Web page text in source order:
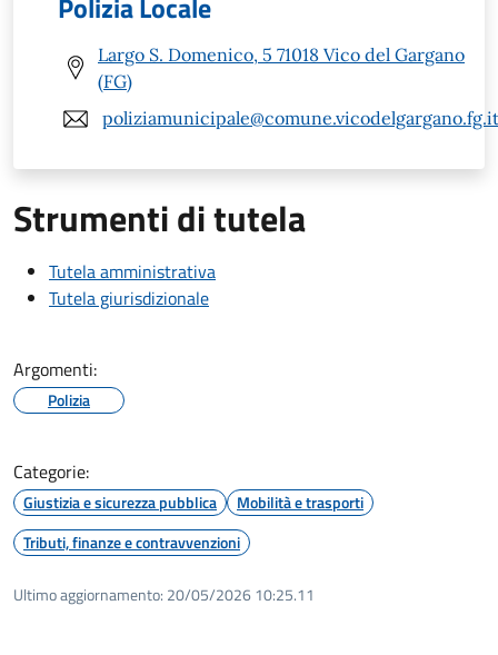
Largo S. Domenico, 5 71018 Vico del Gargano
(FG)
poliziamunicipale@comune.vicodelgargano.fg.it
Strumenti di tutela
Tutela amministrativa
Tutela giurisdizionale
Argomenti:
Polizia
Categorie:
Giustizia e sicurezza pubblica
Mobilità e trasporti
Tributi, finanze e contravvenzioni
Ultimo aggiornamento: 20/05/2026 10:25.11